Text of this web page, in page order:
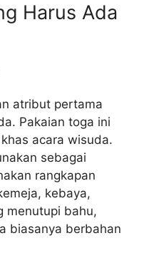
Harus Ada
atribut pertama
Pakaian toga ini
acara wisuda.
sebagai
rangkapan
kebaya,
menutupi bahu,
biasanya berbahan